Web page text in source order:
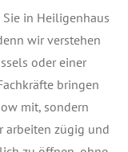
in Heiligenhaus
wir verstehen
oder einer
bringen
mit, sondern
arbeiten zügig und